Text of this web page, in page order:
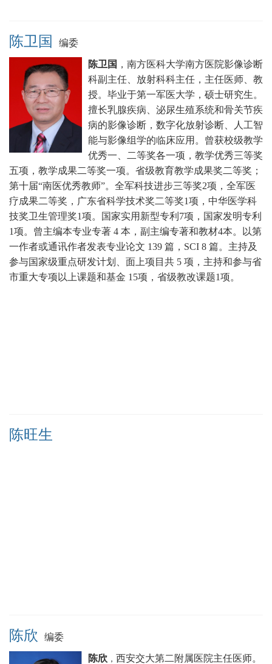
陈卫国 编委
陈卫国 ， 南方医科大学南方医院影像诊断
科副主任、放射科科主任，主任医师、教
授。毕业于第一军医大学，硕士研究生。
擅长乳腺疾病、泌尿生殖系统和骨关节疾
病的影像诊断，数字化放射诊断、人工智
能与影像组学的临床应用。 曾获校级教学
优秀一、二等奖各一项，教学优秀三等奖
五项，教学成果二等奖一项。省级教育教学成果奖二等奖；
第十届“南医优秀教师”。全军科技进步三等奖2项，全军医
疗成果二等奖，广东省科学技术奖二等奖1项，中华医学科
技奖卫生管理奖1项。国家实用新型专利7项，国家发明专利
1项。曾主编本专业专著 4 本，副主编专著和教材4本。以第
一作者或通讯作者发表专业论文 139 篇，SCI 8 篇。主持及
参与国家级重点研发计划、面上项目共 5 项，主持和参与省
市重大专项以上课题和基金 15项，省级教改课题1项。
陈旺生
陈欣 编委
陈欣 ， 西安交大第二附属医院主任医师。